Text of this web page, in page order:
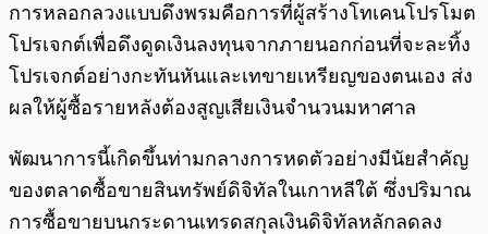
การหลอกลวงแบบดึงพรมคือการที่ผู้สร้างโทเคนโปรโมต
โปรเจกต์เพื่อดึงดูดเงินลงทุนจากภายนอกก่อนที่จะละทิ้ง
โปรเจกต์อย่างกะทันหันและเทขายเหรียญของตนเอง ส่ง
ผลให้ผู้ซื้อรายหลังต้องสูญเสียเงินจำนวนมหาศาล
พัฒนาการนี้เกิดขึ้นท่ามกลางการหดตัวอย่างมีนัยสำคัญ
ของตลาดซื้อขายสินทรัพย์ดิจิทัลในเกาหลีใต้ ซึ่งปริมาณ
การซื้อขายบนกระดานเทรดสกุลเงินดิจิทัลหลักลดลง